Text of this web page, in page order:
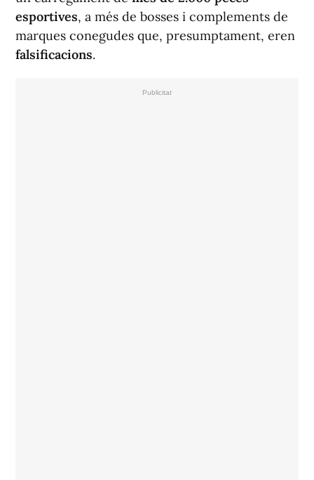
esportives, a més de bosses i complements de
marques conegudes que, presumptament, eren
falsificacions.